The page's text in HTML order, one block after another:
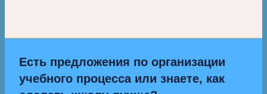
Есть предложения по организации
учебного процесса или знаете, как